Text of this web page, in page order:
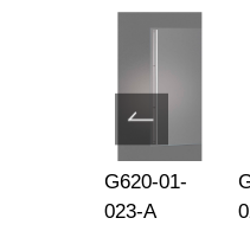
G620-01-
023-A